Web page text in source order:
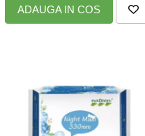
ADAUGA IN COS